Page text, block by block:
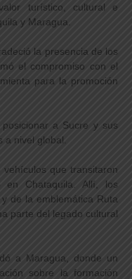
turístico, cultural e
y Maragua.
la presencia de los
el compromiso con el
para la promoción
a Sucre y sus
nivel global.
que transitaron
en Chataquila. Allí, los
de la emblemática Ruta
parte del legado cultural
a Maragua, donde un
sobre la formación